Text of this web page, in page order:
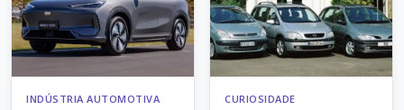
INDÚSTRIA AUTOMOTIVA CURIOSIDADE